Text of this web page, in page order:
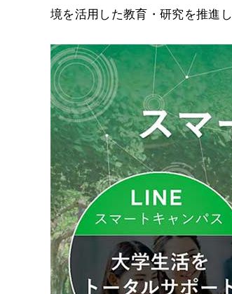
境を活用した教育・研究を推進